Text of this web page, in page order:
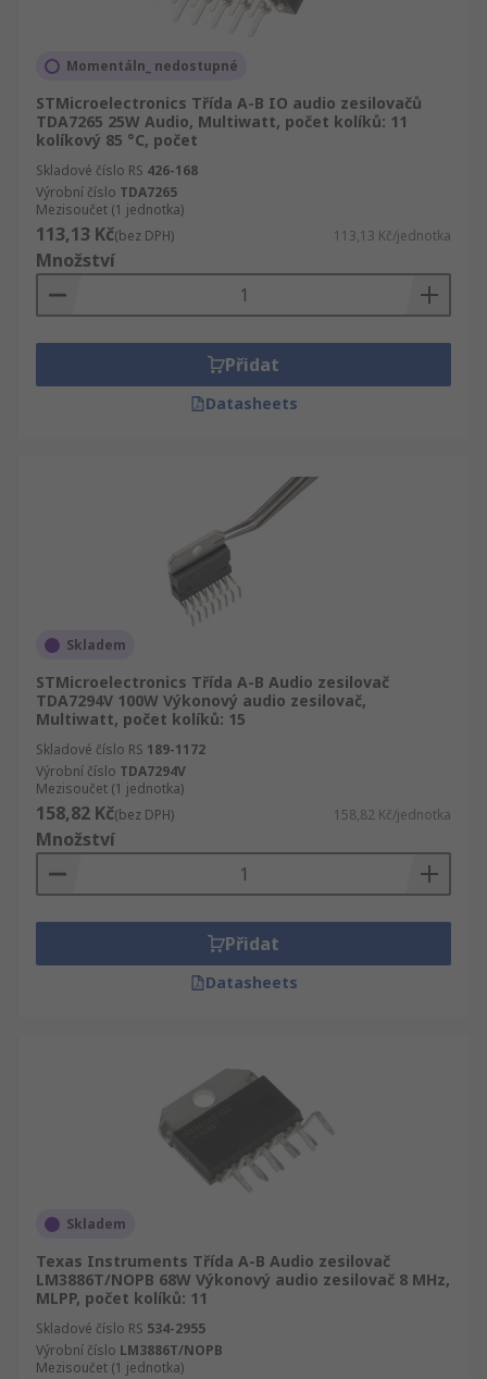
Momentáln_ nedostupné
STMicroelectronics Třída A-B IO audio zesilovačů
TDA7265 25W Audio, Multiwatt, počet kolíků: 11
kolíkový 85 °C, počet
Skladové číslo RS 426-168
Výrobní číslo TDA7265
Mezisoučet (1 jednotka)
113,13 Kč(bez DPH) 113,13 Kč/jednotka
Množství
Přidat
Datasheets
Skladem
STMicroelectronics Třída A-B Audio zesilovač
TDA7294V 100W Výkonový audio zesilovač,
Multiwatt, počet kolíků: 15
Skladové číslo RS 189-1172
Výrobní číslo TDA7294V
Mezisoučet (1 jednotka)
158,82 Kč(bez DPH) 158,82 Kč/jednotka
Množství
Přidat
Datasheets
Skladem
Texas Instruments Třída A-B Audio zesilovač
LM3886T/NOPB 68W Výkonový audio zesilovač 8 MHz,
MLPP, počet kolíků: 11
Skladové číslo RS 534-2955
Výrobní číslo LM3886T/NOPB
Mezisoučet (1 jednotka)